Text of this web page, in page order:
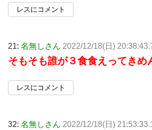
レスにコメント
21: 名無しさん 2022/12/18(日)
そもそも誰が３食食えってきめ
レスにコメント
32: 名無しさん 2022/12/18(日)